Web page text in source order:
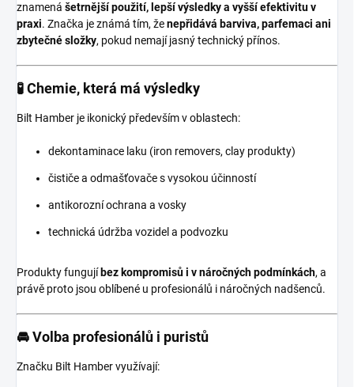
znamená šetrnější použití, lepší výsledky a vyšší efektivitu v
praxi. Značka je známá tím, ženepřidává barviva, parfemaci ani
zbytečné složky, pokud nemají jasný technický přínos.
🧪 Chemie, která má výsledky
Bilt Hamber je ikonický především v oblastech:
dekontaminace laku (iron removers, clay produkty)
čističe a odmašťovače s vysokou účinností
antikorozní ochrana a vosky
technická údržba vozidel a podvozku
Produkty fungují bez kompromisů i v náročných podmínkách, a
právě proto jsou oblíbené u profesionálů i náročných nadšenců.
🚘 Volba profesionálů i puristů
Značku Bilt Hamber využívají: